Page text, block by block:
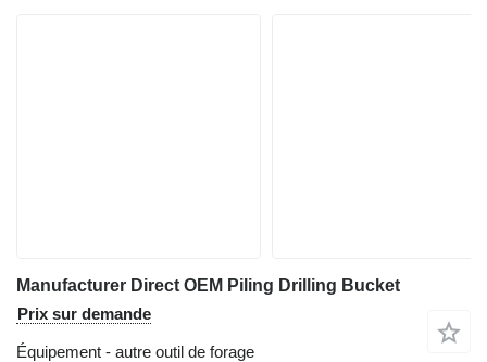
Manufacturer Direct OEM Piling Drilling Bucket
Prix sur demande
Équipement - autre outil de forage